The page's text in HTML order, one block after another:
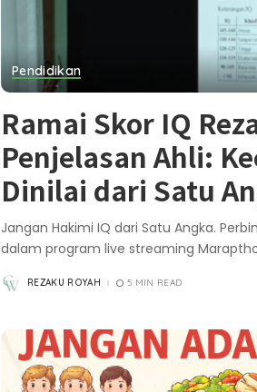
Pendidikan
Ramai Skor IQ
Penjelasan Ahli:
Dinilai dari Satu
Jangan Hakimi IQ dari Satu Angka.
dalam program live streaming
POSTED
BY
REZAKU ROYAH 5 MIN READ